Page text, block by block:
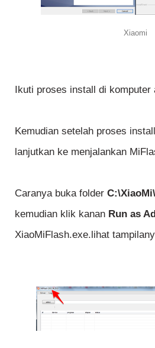
Xiaomi
Ikuti proses install di komputer
Kemudian setelah proses
lanjutkan ke menjalankan
Caranya buka folder
kemudian klik kanan Run as
XiaoMiFlash.exe.lihat